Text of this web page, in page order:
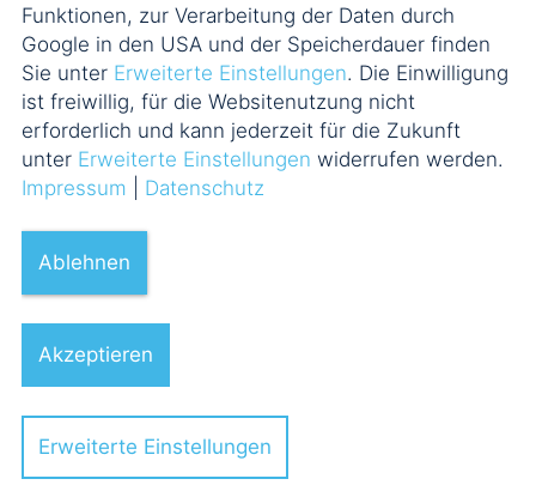
Funktionen, zur Verarbeitung der Daten durch
Google in den USA und der Speicherdauer finden
Sie unter Erweiterte Einstellungen. Die Einwilligung
ist freiwillig, für die Websitenutzung nicht
erforderlich und kann jederzeit für die Zukunft
unter Erweiterte Einstellungen widerrufen werden.
Impressum
Datenschutz
Ablehnen
Akzeptieren
Erweiterte Einstellungen